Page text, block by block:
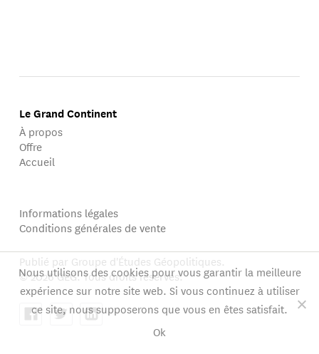
Le Grand Continent
À propos
Offre
Accueil
Informations légales
Conditions générales de vente
Publié par Groupe d'Études Géopolitiques.
© 2026 GEG. Tous droits réservés.
Nous utilisons des cookies pour vous garantir la meilleure
expérience sur notre site web. Si vous continuez à utiliser
ce site, nous supposerons que vous en êtes satisfait.
Ok